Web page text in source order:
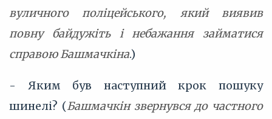
вуличного поліцейського, який виявив
повну байдужіть і небажання займатися
справою Башмачкіна.)
- Яким був наступний крок пошуку
шинелі? (Башмачкін звернувся до частного